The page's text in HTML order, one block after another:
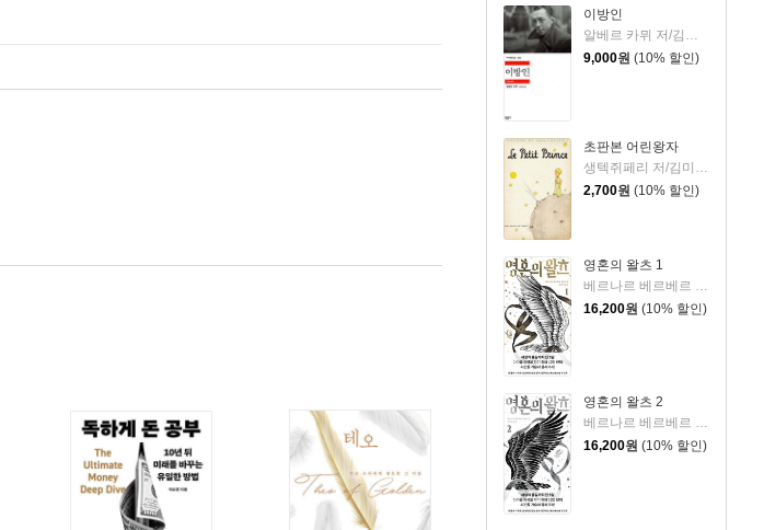
이방인
알베르 카뮈 저/김화영 역
9,000원 (10% 할인)
초판본 어린왕자
생텍쥐페리 저/김미정 역
2,700원 (10% 할인)
영혼의 왈츠 1
16,200원 (10% 할인)
영혼의 왈츠 2
베르나르 베르베르 저/전미연 역
16,200원 (10% 할인)